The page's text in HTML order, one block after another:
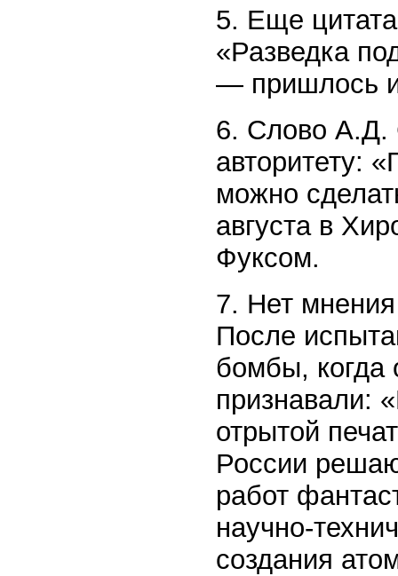
5. Еще
«Разведка
— пришлось
6. Слово А.Д.
авторитету:
можно
августа в
Фуксом.
7. Нет
После
бомбы, когда
признавали:
отрытой
России
работ
научно-
создания